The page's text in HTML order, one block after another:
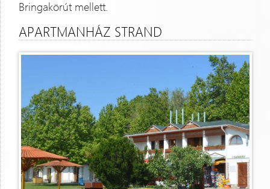
Bringakörút mellett.
APARTMANHÁZ STRAND